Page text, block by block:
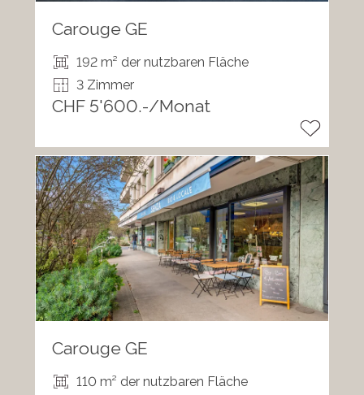
Carouge GE
192 m² der nutzbaren Fläche
3 Zimmer
CHF 5'600.-/Monat
Carouge GE
110 m² der nutzbaren Fläche